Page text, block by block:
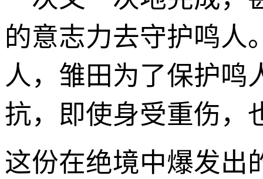
的意志力去守护鸣人
人，雏田为了保护鸣
抗，即使身受重伤，
这份在绝境中爆发出